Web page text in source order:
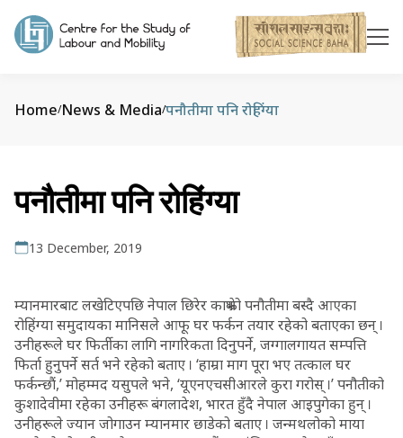
Home/News & Media/पनौतीमा पनि रोहिंग्या
पनौतीमा पनि रोहिंग्या
13 December, 2019
म्यानमारबाट लखेटिएपछि नेपाल छिरेर काभ्रेको पनौतीमा बस्दै आएका
रोहिंग्या समुदायका मानिसले आफू घर फर्कन तयार रहेको बताएका छन् ।
उनीहरूले घर फिर्तीका लागि नागरिकता दिनुपर्ने, जग्गालगायत सम्पत्ति
फिर्ता हुनुपर्ने सर्त भने रहेको बताए । ‘हाम्रा माग पूरा भए तत्काल घर
फर्कन्छौं,’ मोहम्मद यसुपले भने, ‘यूएनएचसीआरले कुरा गरोस् ।’ पनौतीको
कुशादेवीमा रहेका उनीहरू बंगलादेश, भारत हुँदै नेपाल आइपुगेका हुन् ।
उनीहरूले ज्यान जोगाउन म्यानमार छाडेको बताए । जन्मथलोको माया